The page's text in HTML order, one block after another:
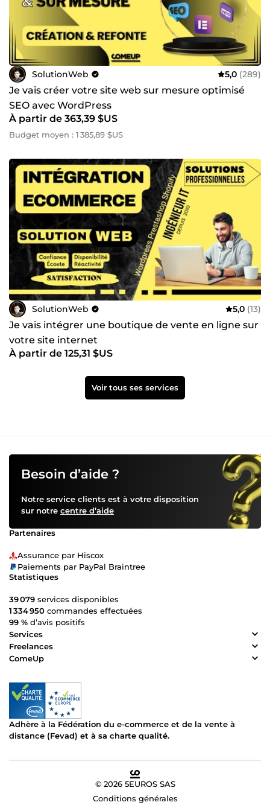
SolutionWeb 5,0 (289)
Je vais créer votre site web sur mesure optimisé
SEO avec WordPress
À partir de 363,39 $US
Budget moyen : 1 385,89 $US
SolutionWeb 5,0 (13)
Je vais intégrer une boutique de vente en ligne sur
votre site internet
À partir de 125,31 $US
Voir tous ses services
Besoin d’aide ?
Notre service clients est à votre disposition
sur notre centre d’aide
Partenaires
Assurance par Hiscox
Paiements par PayPal Braintree
Statistiques
39 079 services disponibles
1 334 950 commandes effectuées
99 % d’avis positifs
Services
Freelances
ComeUp
Adhère à la Fédération du e-commerce et de la vente à
distance (Fevad) et à sa charte qualité.
© 2026 5EUROS SAS
Conditions générales